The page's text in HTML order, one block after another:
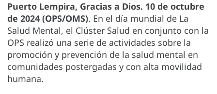
Puerto Lempira, Gracias a Dios. 10 de octubre
de 2024 (OPS/OMS). En el día mundial de La
Salud Mental, el Clúster Salud en conjunto con la
OPS realizó una serie de actividades sobre la
promoción y prevención de la salud mental en
comunidades postergadas y con alta movilidad
humana.